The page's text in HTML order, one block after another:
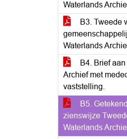
Waterlands
B3. Tweede
Waterlands
B4. Brief
Archief met
vaststelling.
B5.
zienswijze
Waterlands